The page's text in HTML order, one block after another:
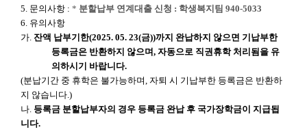
5. 문의사항 : * 분할납부 연계대출 신청 : 학생복지팀 940-5033
6. 유의사항
가. 잔액 납부기한(2025. 05. 23(금))까지 완납하지 않으면 기납부한
등록금은 반환하지 않으며 , 자동으로 직권휴학 처리됨을 유
의하시기 바랍니다.
(분납기간 중 휴학은 불가능하며, 자퇴 시 기납부한 등록금은 반환하
지 않습니다.)
나. 등록금 분할납부자의 경우 등록금 완납 후 국가장학금이 지급됩
니다.